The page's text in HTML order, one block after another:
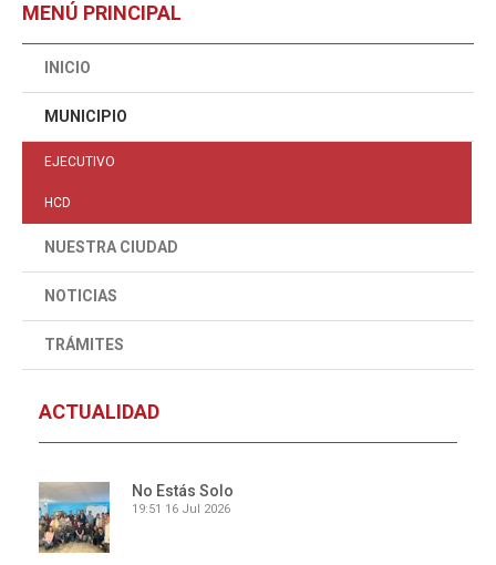
MENÚ PRINCIPAL
INICIO
MUNICIPIO
EJECUTIVO
HCD
NUESTRA CIUDAD
NOTICIAS
TRÁMITES
ACTUALIDAD
No Estás Solo
19:51 16 Jul 2026